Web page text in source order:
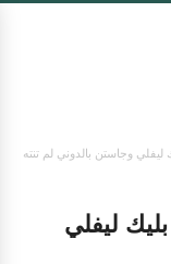
وجاستن بالدوني لم تنته
ليفلي